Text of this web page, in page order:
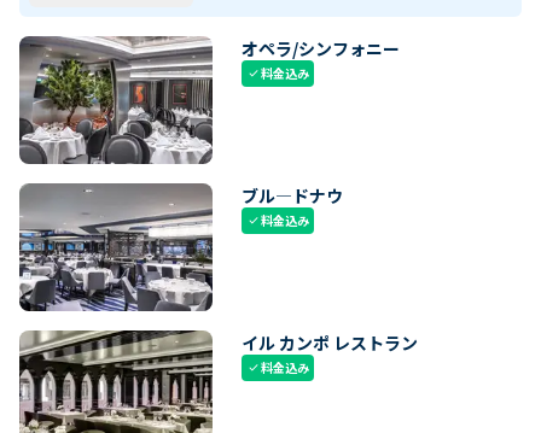
オペラ/シンフォニー
check料金込み
ブル―ドナウ
check料金込み
イル カンポ レストラン
check料金込み